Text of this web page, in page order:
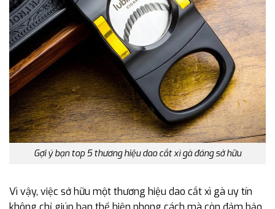
Gợi ý bạn top 5 thương hiệu dao cắt xì gà đáng sở hữu
Vì vậy, việc sở hữu một thương hiệu dao cắt xì gà uy tín